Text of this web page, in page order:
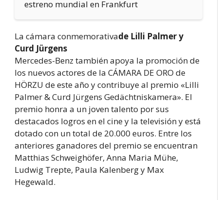
estreno mundial en Frankfurt
La cámara conmemorativade Lilli Palmer y
Curd Jürgens
Mercedes-Benz también apoya la promoción de
los nuevos actores de la CÁMARA DE ORO de
HÖRZU de este año y contribuye al premio «Lilli
Palmer & Curd Jürgens Gedächtniskamera». El
premio honra a un joven talento por sus
destacados logros en el cine y la televisión y está
dotado con un total de 20.000 euros. Entre los
anteriores ganadores del premio se encuentran
Matthias Schweighöfer, Anna Maria Mühe,
Ludwig Trepte, Paula Kalenberg y Max
Hegewald.